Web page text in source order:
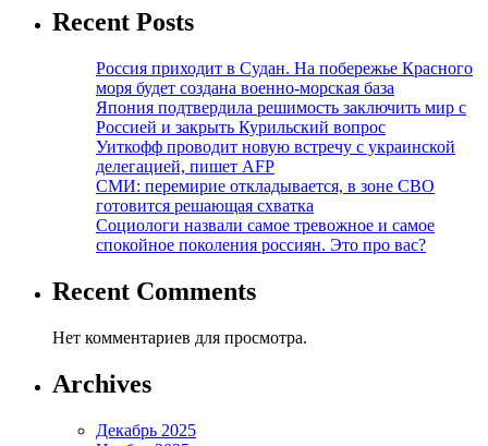
Recent Posts
Россия приходит в Судан. На побережье Красного
моря будет создана военно-морская база
Япония подтвердила решимость заключить мир с
Россией и закрыть Курильский вопрос
Уиткофф проводит новую встречу с украинской
делегацией, пишет AFP
СМИ: перемирие откладывается, в зоне СВО
готовится решающая схватка
Социологи назвали самое тревожное и самое
спокойное поколения россиян. Это про вас?
Recent Comments
Нет комментариев для просмотра.
Archives
Декабрь 2025